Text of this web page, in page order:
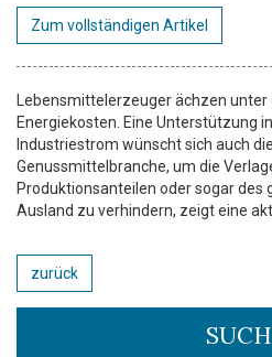
Zum vollständigen Artikel
Lebensmittelerzeuger ächzen unter
Energiekosten. Eine Unterstützung
Industriestrom wünscht sich auch
Genussmittelbranche, um die
Produktionsanteilen oder sogar des
Ausland zu verhindern, zeigt eine
zurück